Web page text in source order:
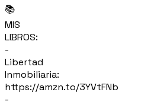
📚
MIS
LIBROS:
-
Libertad
Inmobiliaria:
https://amzn.to/3YVtFNb
-